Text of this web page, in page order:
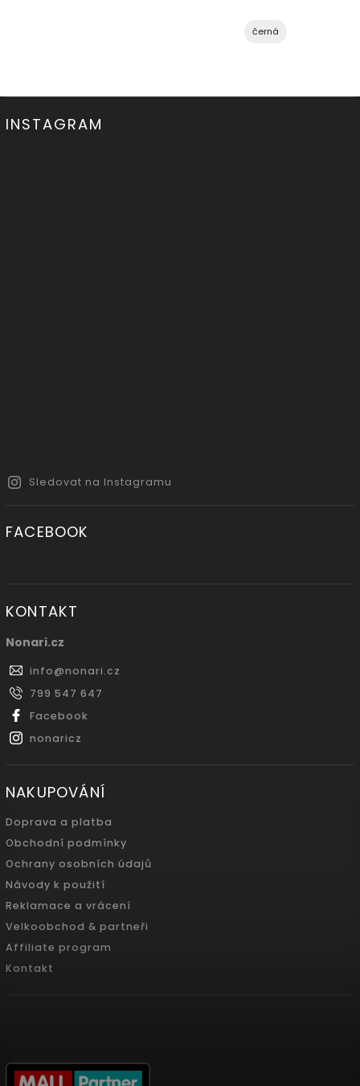
černá
INSTAGRAM
Sledovat na Instagramu
FACEBOOK
KONTAKT
Nonari.cz
info@nonari.cz
799 547 647
Facebook
nonaricz
NAKUPOVÁNÍ
Doprava a platba
Obchodní podmínky
Ochrany osobních údajů
Návody k použití
Reklamace a vrácení
Velkoobchod & partneři
Affiliate program
Kontakt